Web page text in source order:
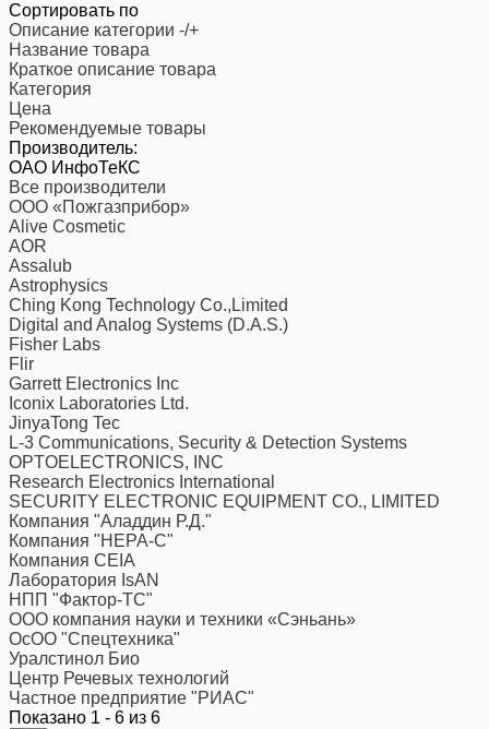
Сортировать по
Описание категории -/+
Название товара
Краткое описание товара
Категория
Цена
Рекомендуемые товары
Производитель:
ОАО ИнфоТеКС
Все производители
ООО «Пожгазприбор»
Alive Cosmetic
AOR
Assalub
Astrophysics
Ching Kong Technology Co.,Limited
Digital and Analog Systems (D.A.S.)
Fisher Labs
Flir
Garrett Electronics Inc
Iconix Laboratories Ltd.
JinyaTong Tec
L-3 Communications, Security & Detection Systems
OPTOELECTRONICS, INC
Research Electronics International
SECURITY ELECTRONIC EQUIPMENT CO., LIMITED
Компания "Аладдин Р.Д."
Компания "НЕРА-С"
Компания CEIA
Лаборатория IsAN
НПП "Фактор-ТС"
ООО компания науки и техники «Сэньань»
ОсОО "Спецтехника"
Уралстинол Био
Центр Речевых технологий
Частное предприятие "РИАС"
Показано 1 - 6 из 6